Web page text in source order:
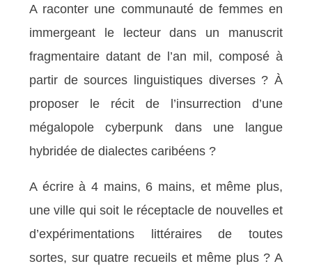
A raconter une communauté de femmes en
immergeant le lecteur dans un manuscrit
fragmentaire datant de l’an mil, composé à
partir de sources linguistiques diverses ? À
proposer le récit de l’insurrection d’une
mégalopole cyberpunk dans une langue
hybridée de dialectes caribéens ?
A écrire à 4 mains, 6 mains, et même plus,
une ville qui soit le réceptacle de nouvelles et
d’expérimentations littéraires de toutes
sortes, sur quatre recueils et même plus ? A